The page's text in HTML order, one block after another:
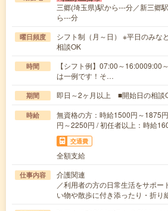
三郷(埼玉県)駅から---分／新三郷
ら---分
曜日頻度
シフト制（月～日） ※平日のみな
相談OK
時間
【シフト例】07:00～16:0009:00
は一例です！そ…
期間 即日～2ヶ月以上 ■開始日の相談
時給
無資格の方：時給1500円～1875
円～2250円 / 初任者以上：時給
交通費
全額支給
仕事内容
介護関連
／利用者の方の日常生活をサポ
い物や散歩に付き添ったり・折